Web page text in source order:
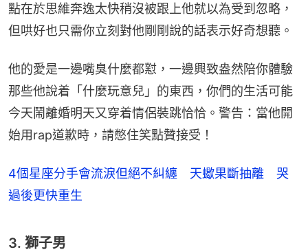
點在於思維奔逸太快稍沒被跟上他就以為受到忽略，
但哄好也只需你立刻對他剛剛說的話表示好奇想聽。
他的愛是一邊嘴臭什麼都懟，一邊興致盎然陪你體驗
那些他說着「什麼玩意兒」的東西，你們的生活可能
今天鬧離婚明天又穿着情侶裝跳恰恰。警告：當他開
始用rap道歉時，請憋住笑點贊接受！
4個星座分手會流淚但絕不糾纏 天蠍果斷抽離 哭
過後更快重生
3. 獅子男